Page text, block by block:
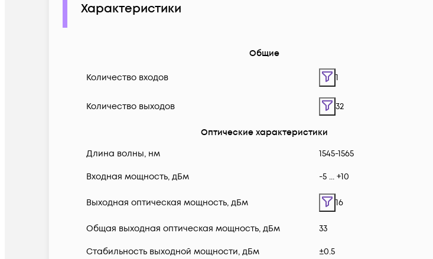
Характеристики
Общие
Количество входов 1
Количество выходов 32
Оптические характеристики
Длина волны, нм
1545-1565
Входная мощность, дБм -5 ... +10
Выходная оптическая мощность, дБм 16
Общая выходная оптическая мощность, дБм 33
Стабильность выходной мощности, дБм ±0.5